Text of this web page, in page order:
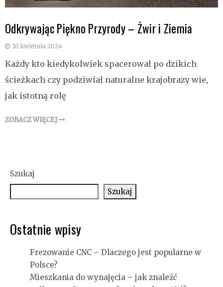
Odkrywając Piękno Przyrody – Żwir i Ziemia
10 kwietnia 2024
Każdy kto kiedykolwiek spacerował po dzikich
ścieżkach czy podziwiał naturalne krajobrazy wie,
jak istotną rolę
ZOBACZ WIĘCEJ
Szukaj
Szukaj
Ostatnie wpisy
Frezowanie CNC – Dlaczego jest popularne w
Polsce?
Mieszkania do wynajęcia – jak znaleźć